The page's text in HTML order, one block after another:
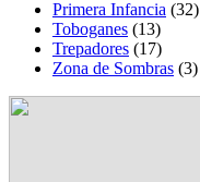
Primera Infancia (32)
Toboganes (13)
Trepadores (17)
Zona de Sombras (3)